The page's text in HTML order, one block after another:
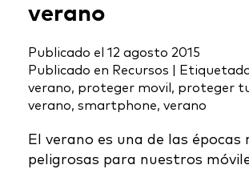
verano
Publicado el 12 agosto 2015
Publicado en Recursos
verano, proteger movil , proteger
verano, smartphone, verano
El verano es una de las épocas
peligrosas para nuestros